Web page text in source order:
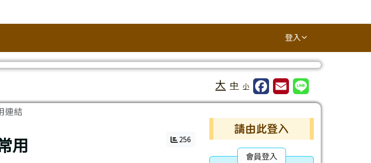
登入
大 中 小
連結
用
256
右邊區域內容
請由此登入
會員登入